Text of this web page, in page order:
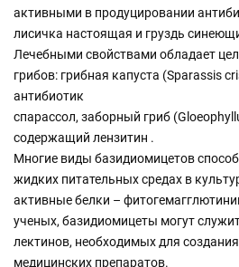
активными в продуцировании
лисичка настоящая и груздь
Лечебными свойствами обладает
грибов: грибная капуста (Sparassis
антибиотик
спарассол, заборный гриб
содержащий лензитин .
Многие виды базидиомицетов
жидких питательных средах в
активные белки –
ученых, базидиомицеты могут
лектинов, необходимых для
медицинских препаратов.